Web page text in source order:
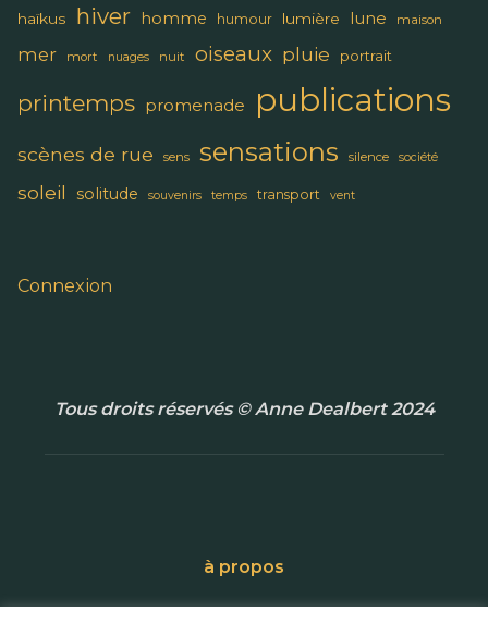
haïkus hiver homme humour lumière lune maison
mer mort nuages nuit oiseaux pluie portrait
printemps promenade publications
scènes de rue sens sensations silence société
soleil solitude souvenirs temps transport vent
Connexion
Tous droits réservés © Anne Dealbert 2024
à propos